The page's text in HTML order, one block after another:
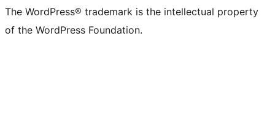
The WordPress® trademark is the intellectual property
of the WordPress Foundation.